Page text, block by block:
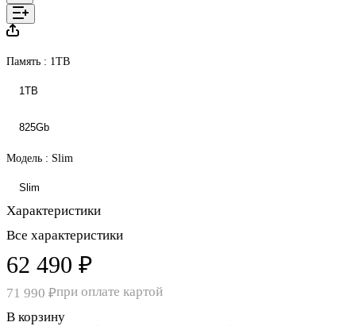
Память : 1TB
1TB
825Gb
Модель : Slim
Slim
Характеристики
Все характеристики
62 490 ₽
71 990 ₽при оплате картой
В корзину